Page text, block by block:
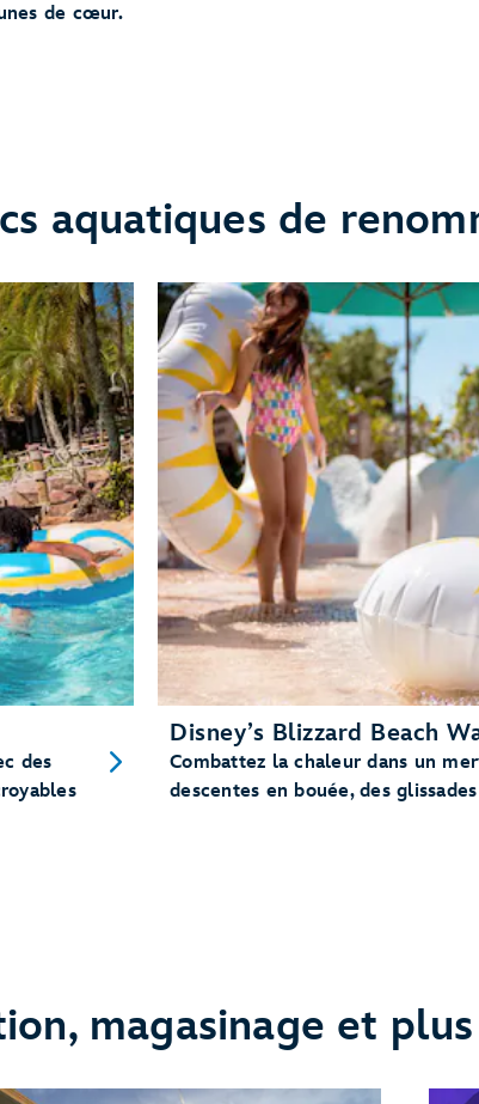
de cœur.
aquatiques de
des
Disney’s Blizzard Beach
Combattez la chaleur dans un
descentes en bouée, des
magasinage et plus